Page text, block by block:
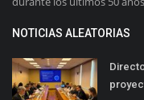
NOTICIAS ALEATORIAS